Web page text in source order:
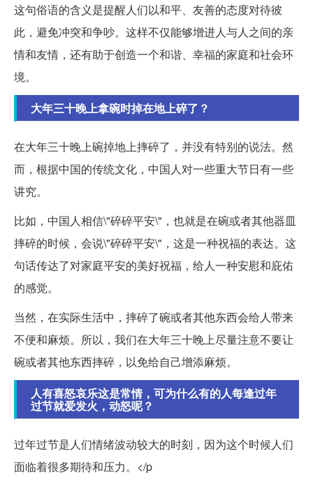
这句俗语的含义是提醒人们以和平、友善的态度对待彼
此，避免冲突和争吵。这样不仅能够增进人与人之间的亲
情和友情，还有助于创造一个和谐、幸福的家庭和社会环
境。
大年三十晚上拿碗时掉在地上碎了？
在大年三十晚上碗掉地上摔碎了，并没有特别的说法。然
而，根据中国的传统文化，中国人对一些重大节日有一些
讲究。
比如，中国人相信\"碎碎平安\"，也就是在碗或者其他器皿
摔碎的时候，会说\"碎碎平安\"，这是一种祝福的表达。这
句话传达了对家庭平安的美好祝福，给人一种安慰和庇佑
的感觉。
当然，在实际生活中，摔碎了碗或者其他东西会给人带来
不便和麻烦。所以，我们在大年三十晚上尽量注意不要让
碗或者其他东西摔碎，以免给自己增添麻烦。
人有喜怒哀乐这是常情，可为什么有的人每逢过年
过节就爱发火，动怒呢？
过年过节是人们情绪波动较大的时刻，因为这个时候人们
面临着很多期待和压力。</p